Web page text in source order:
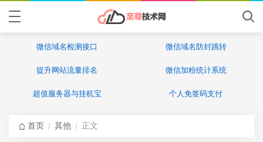
微信域名检测接口 微信域名防封跳转
提升网站流量排名 微信加粉统计系统
超值服务器与挂机宝 个人免签码支付
首页 / 其他 / 正文